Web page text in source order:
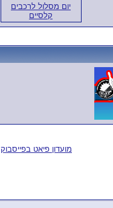
יום מסלול לרכבים
קלסיים
מועדון פיאט בפייסבוק